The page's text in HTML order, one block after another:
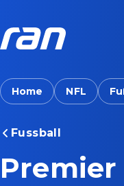
Home NFL
Fussball
Premier